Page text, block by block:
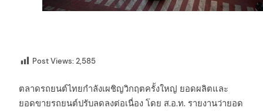
Post Views:2,585
ตลาดรถยนต์ไทยกำลังเผชิญวิกฤตครั้งใหญ่ ยอดผลิตและ
ยอดขายรถยนต์ปรับลดลงต่อเนื่อง โดย ส.อ.ท. รายงานว่ายอด